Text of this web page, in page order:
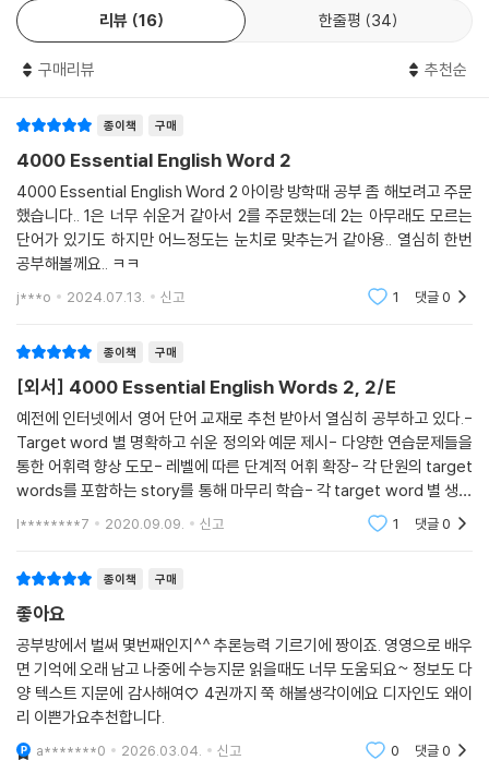
리뷰 16 한줄평 34
구매리뷰 추천순
종이책 구매
4000 Essential English Word 2
4000 Essential English Word 2 아이랑 방학때 공부 좀 해보려고 주문
했습니다.. 1은 너무 쉬운거 같아서 2를 주문했는데 2는 아무래도 모르는
단어가 있기도 하지만 어느정도는 눈치로 맞추는거 같아용.. 열심히 한번
공부해볼께요.. ㅋㅋ
j***o 2024.07.13. 신고 1 댓글0
종이책 구매
[외서] 4000 Essential English Words 2, 2/E
예전에 인터넷에서 영어 단어 교재로 추천 받아서 열심히 공부하고 있다.-
Target word 별 명확하고 쉬운 정의와 예문 제시- 다양한 연습문제들을
통한 어휘력 향상 도모- 레벨에 따른 단계적 어휘 확장- 각 단원의 target
words를 포함하는 story를 통해 마무리 학습- 각 target word 별 생생
한 이미지를 통해 쉽고 빠른 연상학습 효과- 정확한 발음 및 듣기 연습을
l********7 2020.09.09. 신고 1 댓글0
종이책 구매
좋아요
공부방에서 벌써 몇번째인지^^ 추론능력 기르기에 짱이죠. 영영으로 배우
면 기억에 오래 남고 나중에 수능지문 읽을때도 너무 도움되요~ 정보도 다
양 텍스트 지문에 감사해여♡ 4권까지 쭉 해볼생각이에요 디자인도 왜이
리 이쁜가요추천합니다.
a*******0 2026.03.04. 신고 0 댓글0